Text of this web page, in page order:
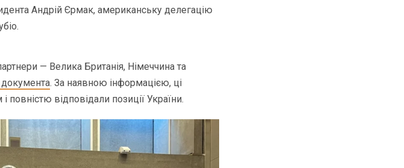
Андрій Єрмак, американську делегацію
— Велика Британія, Німеччина та
документа. За наявною інформацією, ці
відповідали позиції України.